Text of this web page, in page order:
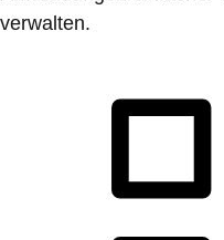
verwalten.